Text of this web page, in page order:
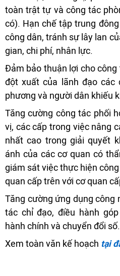
toàn trật tự và công tác
có). Hạn chế tập trung
công dân, tránh sự lây lan
gian, chi phí, nhân lực.
Đảm bảo thuận lợi cho công
đột xuất của lãnh đạo các
phương và người dân khiếu
Tăng cường công tác phối
vị, các cấp trong việc nâng
nhất cao trong giải quyết
ánh của các cơ quan có
giám sát việc thực hiện
quan cấp trên với cơ quan
Tăng cường ứng dụng công
tác chỉ đạo, điều hành
hành chính và chuyển đổi
Xem toàn văn kế hoạch tại